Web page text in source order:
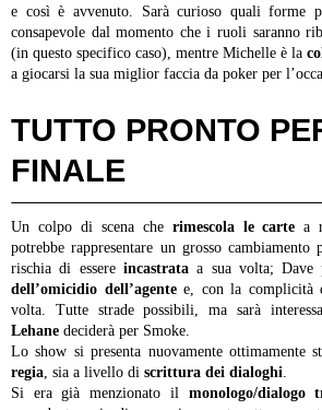
e così è avvenuto. Sarà curioso quali forme
consapevole dal momento che i ruoli saranno
(in questo specifico caso), mentre Michelle è la
a giocarsi la sua miglior faccia da poker per
TUTTO PRONTO
FINALE
Un colpo di scena che rimescola le carte a
potrebbe rappresentare un grosso
rischia di essere incastrataa sua volta; Dave
dell’omicidio dell’agentee, con la complicità
volta. Tutte strade possibili, ma sarà
Lehane deciderà per Smoke.
Lo show si presenta nuovamente ottimamente
regia , sia a livello di scrittura dei dialoghi
Si era già menzionato il monologo/dialogo